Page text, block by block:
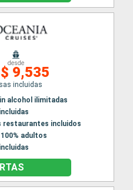
desde
9,535
incluidas
alcohol ilimitadas
restaurantes incluidos
adultos